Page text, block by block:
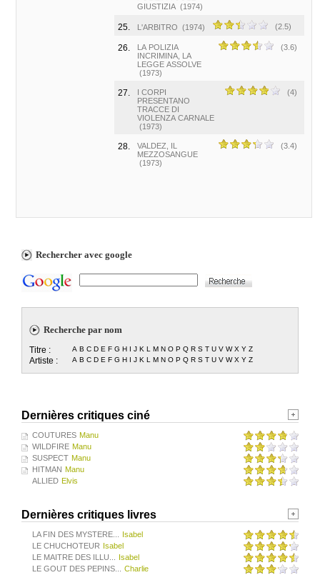
GIUSTIZIA (1974)
25. L'ARBITRO (1974) (2.5)
26.
LA POLIZIA
INCRIMINA, LA
LEGGE ASSOLVE
(1973)
(3.6)
27.
I CORPI
PRESENTANO
TRACCE DI
VIOLENZA CARNALE
(1973)
(4)
28.
VALDEZ, IL
MEZZOSANGUE
(1973)
(3.4)
Rechercher avec google
Recherche par nom
Titre : A B C D E F G H I J K L M N O P Q R S T U V W X Y Z
Artiste : A B C D E F G H I J K L M N O P Q R S T U V W X Y Z
Dernières critiques ciné
COUTURES Manu
WILDFIRE Manu
SUSPECT Manu
HITMAN Manu
ALLIED Elvis
Dernières critiques livres
LA FIN DES MYSTERE...
Isabel
LE CHUCHOTEUR Isabel
LE MAITRE DES ILLU...
Isabel
LE GOUT DES PEPINS...
Charlie